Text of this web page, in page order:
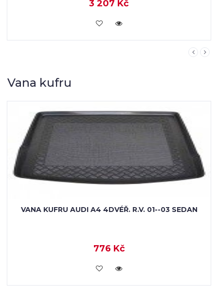
3 207 Kč
KOUPIT
Vana kufru
RIGUM GUMOVÁ VANA DO KUFRU AUDI A4 AVANT
740 Kč
KOUPIT